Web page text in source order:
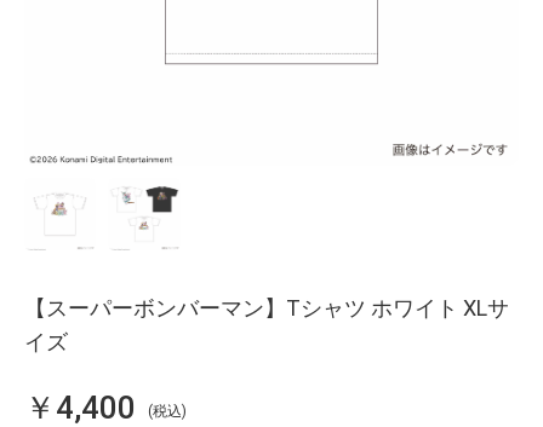
【スーパーボンバーマン】Tシャツ ホワイト XLサ
イズ
￥4,400 (税込)